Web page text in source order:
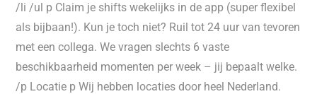
/li /ul p Claim je shifts wekelijks in de app (super flexibel
als bijbaan!). Kun je toch niet? Ruil tot 24 uur van tevoren
met een collega. We vragen slechts 6 vaste
beschikbaarheid momenten per week – jij bepaalt welke.
/p Locatie p Wij hebben locaties door heel Nederland.